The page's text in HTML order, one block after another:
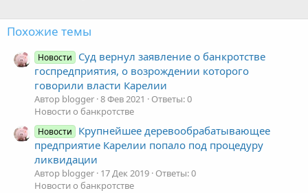
Похожие темы
Новости
Суд вернул заявление о банкротстве
госпредприятия, о возрождении которого
говорили власти Карелии
Автор blogger 8 Фев 2021
Ответы: 0
Новости о банкротстве
Новости
Крупнейшее деревообрабатывающее
предприятие Карелии попало под процедуру
ликвидации
Автор blogger 17 Дек 2019 Ответы: 0
Новости о банкротстве